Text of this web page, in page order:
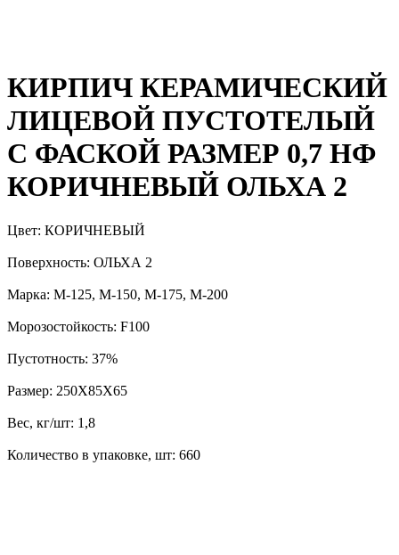
КИРПИЧ КЕРАМИЧЕСКИЙ
ЛИЦЕВОЙ ПУСТОТЕЛЫЙ
С ФАСКОЙ РАЗМЕР 0,7 НФ
КОРИЧНЕВЫЙ ОЛЬХА 2
Цвет: КОРИЧНЕВЫЙ
Поверхность: ОЛЬХА 2
Марка: М-125, М-150, М-175, М-200
Морозостойкость: F100
Пустотность: 37%
Размер: 250Х85Х65
Вес, кг/шт: 1,8
Количество в упаковке, шт: 660